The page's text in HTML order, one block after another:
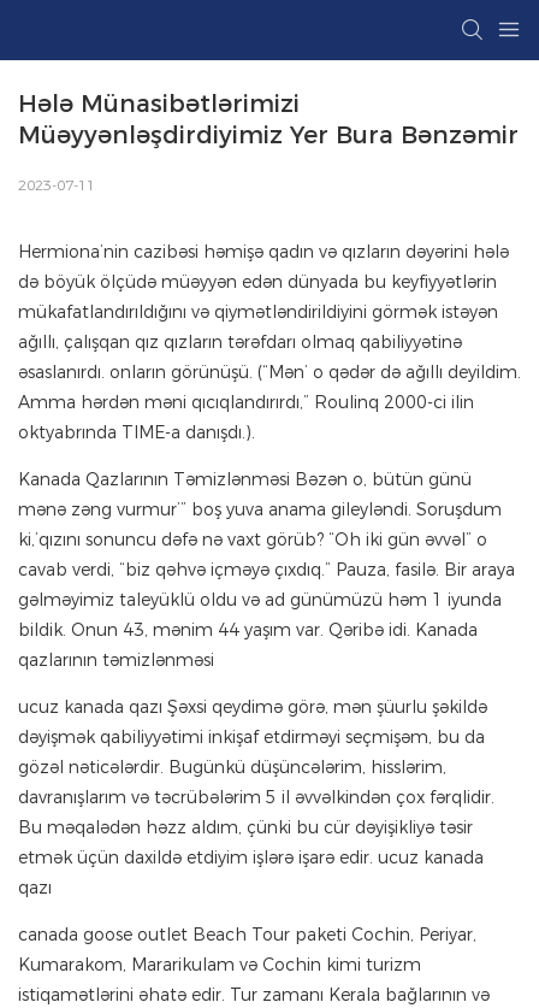
Hələ Münasibətlərimizi
Müəyyənləşdirdiyimiz Yer Bura Bənzəmir
2023-07-11
Hermiona’nin cazibəsi həmişə qadın və qızların dəyərini hələ
də böyük ölçüdə müəyyən edən dünyada bu keyfiyyətlərin
mükafatlandırıldığını və qiymətləndirildiyini görmək istəyən
ağıllı, çalışqan qız qızların tərəfdarı olmaq qabiliyyətinə
əsaslanırdı. onların görünüşü. (“Mən’ o qədər də ağıllı deyildim.
Amma hərdən məni qıcıqlandırırdı,” Roulinq 2000-ci ilin
oktyabrında TIME-a danışdı.).
Kanada Qazlarının Təmizlənməsi Bəzən o, bütün günü
mənə zəng vurmur’” boş yuva anama gileyləndi. Soruşdum
ki,’qızını sonuncu dəfə nə vaxt görüb? “Oh iki gün əvvəl” o
cavab verdi, “biz qəhvə içməyə çıxdıq.” Pauza, fasilə. Bir araya
gəlməyimiz taleyüklü oldu və ad günümüzü həm 1 iyunda
bildik. Onun 43, mənim 44 yaşım var. Qəribə idi. Kanada
qazlarının təmizlənməsi
ucuz kanada qazı Şəxsi qeydimə görə, mən şüurlu şəkildə
dəyişmək qabiliyyətimi inkişaf etdirməyi seçmişəm, bu da
gözəl nəticələrdir. Bugünkü düşüncələrim, hisslərim,
davranışlarım və təcrübələrim 5 il əvvəlkindən çox fərqlidir.
Bu məqalədən həzz aldım, çünki bu cür dəyişikliyə təsir
etmək üçün daxildə etdiyim işlərə işarə edir. ucuz kanada
qazı
canada goose outlet Beach Tour paketi Cochin, Periyar,
Kumarakom, Mararikulam və Cochin kimi turizm
istiqamətlərini əhatə edir. Tur zamanı Kerala bağlarının və